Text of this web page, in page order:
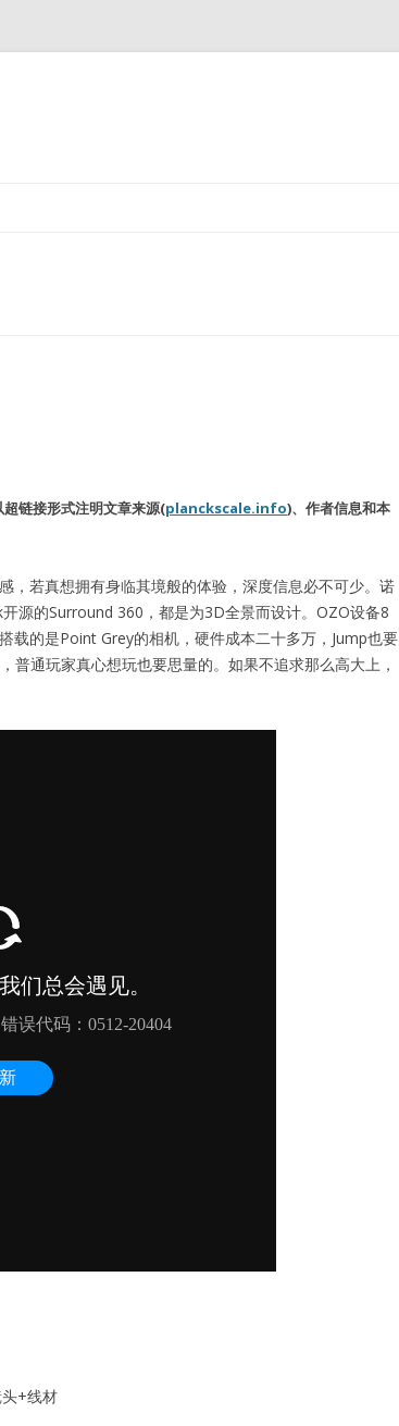
链接形式注明文章来源(planckscale.info)、作者信息和本
，若真想拥有身临其境般的体验，深度信息必不可少。诺
源的Surround 360，都是为3D全景而设计。OZO设备8
载的是Point Grey的相机，硬件成本二十多万，Jump也要
普通玩家真心想玩也要思量的。如果不追求那么高大上，
+线材